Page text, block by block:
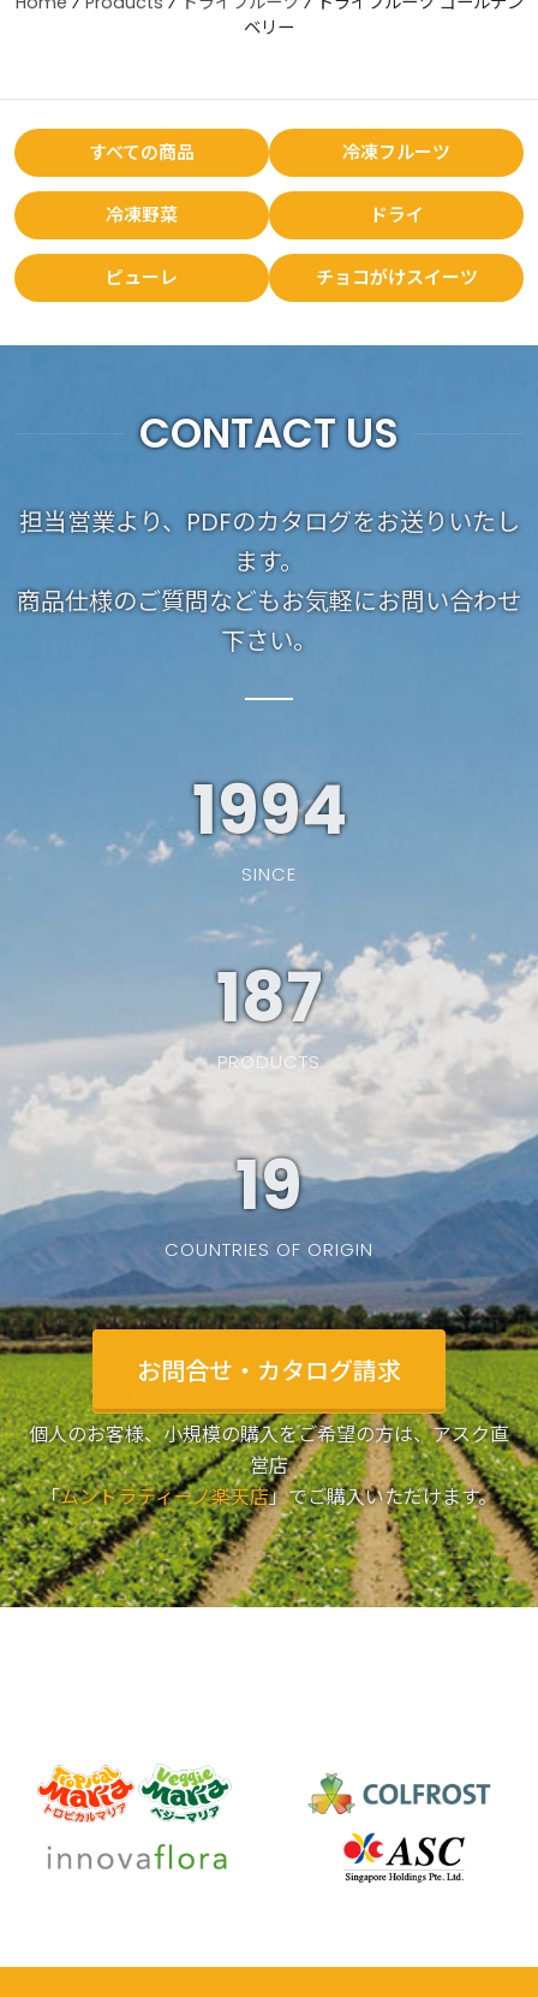
ベリー
すべての商品 冷凍フルーツ
冷凍野菜 ドライ
ピューレ チョコがけスイーツ
CONTACT US
担当営業より、PDFのカタログをお送りいたし
ます。
商品仕様のご質問などもお気軽にお問い合わせ
下さい。
1994
SINCE
187
PRODUCTS
19
COUNTRIES OF ORIGIN
お問合せ・カタログ請求
個人のお客様、小規模の購入をご希望の方は、アスク直
営店
「ムンドラティーノ楽天店」でご購入いただけます。